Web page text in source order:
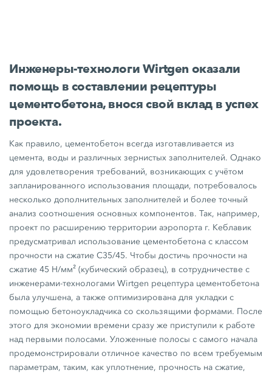
Инженеры-технологи Wirtgen оказали
помощь в составлении рецептуры
цементобетона, внося свой вклад в успех
проекта.
Как правило, цементобетон всегда изготавливается из
цемента, воды и различных зернистых заполнителей. Однако
для удовлетворения требований, возникающих с учётом
запланированного использования площади, потребовалось
несколько дополнительных заполнителей и более точный
анализ соотношения основных компонентов. Так, например,
проект по расширению территории аэропорта г. Кеблавик
предусматривал использование цементобетона с классом
прочности на сжатиеC35/45. Чтобы достичь прочности на
сжатие45 Н/мм² (кубический образец), в сотрудничестве с
инженерами-технологами Wirtgen рецептура цементобетона
была улучшена, а также оптимизирована для укладки с
помощью бетоноукладчика со скользящими формами. После
этого для экономии времени сразу же приступили к работе
над первыми полосами. Уложенные полосы с самого начала
продемонстрировали отличное качество по всем требуемым
параметрам, таким, как уплотнение, прочность на сжатие,